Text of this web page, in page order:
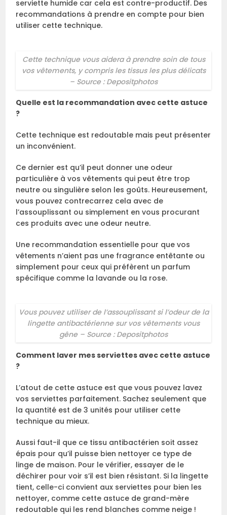
serviette humide car cela est contre-productif. Des
recommandations à prendre en compte pour bien
utiliser cette technique.
Cette technique vous aidera à prendre soin de tous
vos vêtements, y compris les tissus les plus délicats
– Source : Depositphotos
Quelle est la recommandation avec cette astuce
?
Cette technique est redoutable mais peut présenter
un inconvénient.
Ce dernier est qu’il peut donner une odeur
particulière à vos vêtements qui peut être trop
neutre ou singulière selon les goûts. Heureusement,
vous pouvez contrecarrez cela avec de
l’assouplissant ou simplement en vous procurant
ces produits avec une odeur neutre.
Une recommandation essentielle pour que vos
vêtements n’aient pas une fragrance entêtante ou
simplement pour ceux qui préfèrent un parfum
spécifique comme la lavande ou la rose.
Vous pouvez utiliser de l’assouplissant si l’odeur de la
lingette antibactérienne sur vos vêtements vous
gêne – Source : Depositphotos
Comment laver mes serviettes avec cette astuce
?
L’atout de cette astuce est que vous pouvez lavez
vos serviettes parfaitement. Sachez seulement que
la quantité est de 3 unités pour utiliser cette
technique au mieux.
Aussi faut-il que ce tissu antibactérien soit assez
épais pour qu’il puisse bien nettoyer ce type de
linge de maison. Pour le vérifier, essayer de le
déchirer pour voir s’il est bien résistant. Si la lingette
tient, celle-ci convient aux serviettes pour bien les
nettoyer, comme cette astuce de grand-mère
redoutable qui les rend blanches comme neige !